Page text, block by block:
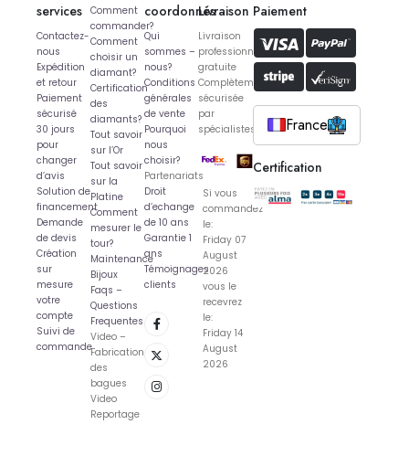
services
Contactez-
nous
Expédition
et retour
Paiement
sécurisé
30 jours
pour
changer
d’avis
Solution de
financement
Demande
de devis
Création
sur
mesure
votre
compte
Suivi de
commande
Comment
commander?
Comment
choisir un
diamant?
Certification
des
diamants?
Tout savoir
sur l’Or
Tout savoir
sur la
Platine
Comment
mesurer le
tour?
Maintenance
Bijoux
Faqs –
Questions
Frequentes
Video –
Fabrication
des
bagues
Video
Reportage
coordonnés
Qui
sommes –
nous?
Conditions
générales
de vente
Pourquoi
nous
choisir?
Partenariats
Droit
d’echange
de 10 ans
Garantie 1
ans
Témoignages
clients
Livraison
Livraison
professionnelle
gratuite
Complètement
sécurisée
par
spécialistes
Si vous
commandez
le:
Friday 07
August
2026
vous le
recevrez
le:
Friday 14
August
2026
Paiement
France
Certification